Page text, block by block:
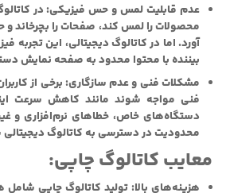
عدم قابلیت لمس و حس فیزیکی: در
محصولات را لمس کند، صفحات را بچرخاند
آورد. اما در کاتالوگ دیجیتالی، این تجربه
بیننده با محتوا محدود به صفحه نمایش
مشکلات فنی و عدم سازگاری: برخی از
فنی مواجه شوند مانند کاهش سرعت
دستگاه‌های خاص، خطاهای نرم‌افزاری و
محدودیت در دسترسی به کاتالوگ
معایب کاتالوگ چاپی:
هزینه‌های بالا: تولید کاتالوگ چاپی